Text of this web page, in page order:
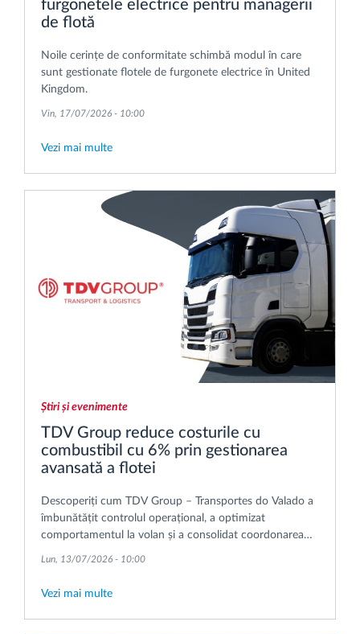
furgonetele electrice pentru managerii
de flotă
Noile cerințe de conformitate schimbă modul în care
sunt gestionate flotele de furgonete electrice în United
Kingdom.
Vin, 17/07/2026 - 10:00
Vezi mai multe
Știri și evenimente
TDV Group reduce costurile cu
combustibil cu 6% prin gestionarea
avansată a flotei
Descoperiți cum TDV Group – Transportes do Valado a
îmbunătățit controlul operațional, a optimizat
comportamentul la volan și a consolidat coordonarea
Lun, 13/07/2026 - 10:00
Vezi mai multe